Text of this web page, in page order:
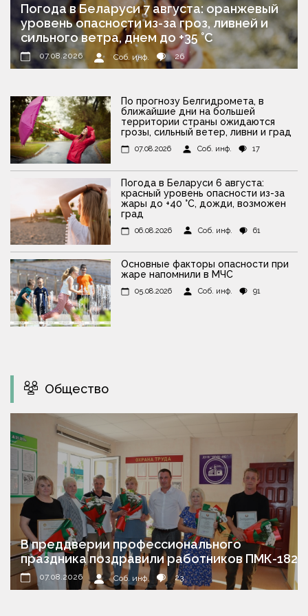
Погода в Беларуси 7 августа: оранжевый
уровень опасности из-за гроз, ливней и
сильного ветра, днем до +35 °С
07.08.2026 Соб. инф. 26
По прогнозу Белгидромета, в
ближайшие дни на большей
территории страны ожидаются
грозы, сильный ветер, ливни и град
07.08.2026 Соб. инф. 17
Погода в Беларуси 6 августа:
красный уровень опасности из-за
жары до +40 °С, дожди, возможен
град
06.08.2026 Соб. инф. 61
Основные факторы опасности при
жаре напомнили в МЧС
05.08.2026 Соб. инф. 91
Общество
В преддверии профессионального
праздника поздравили работников ПМК-182
07.08.2026 Соб. инф. 23